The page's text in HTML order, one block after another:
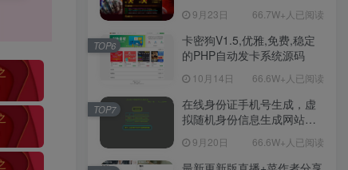
Win服务端源码视频架设教
程！
9月23日 66.7W+人已阅读
卡密狗V1.5,优雅,免费,稳定
的PHP自动发卡系统源码
10月14日 66.6W+人已阅读
TOP6
在线身份证手机号生成，虚
拟随机身份信息生成网站源
9月20日 66.6W+人已阅读
TOP7